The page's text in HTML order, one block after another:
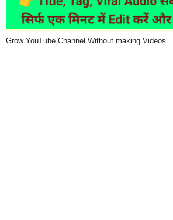
Grow YouTube Channel Without making Videos